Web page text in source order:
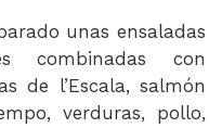
unas ensaladas
combinadas con
de l’Escala, salmón
verduras, pollo,